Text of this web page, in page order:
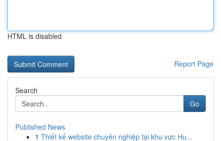
HTML is disabled
Report Page
Search
Go
Published News
1 Thiết kế website chuyên nghiệp tại khu vực Hu...